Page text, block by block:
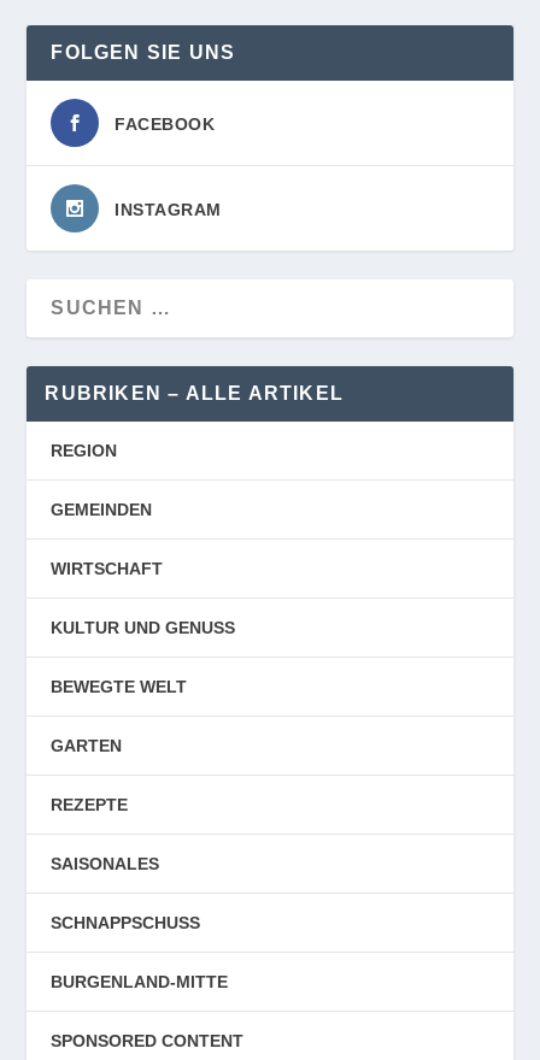
FOLGEN SIE UNS
FACEBOOK
INSTAGRAM
RUBRIKEN – ALLE ARTIKEL
REGION
GEMEINDEN
WIRTSCHAFT
KULTUR UND GENUSS
BEWEGTE WELT
GARTEN
REZEPTE
SAISONALES
SCHNAPPSCHUSS
BURGENLAND-MITTE
SPONSORED CONTENT